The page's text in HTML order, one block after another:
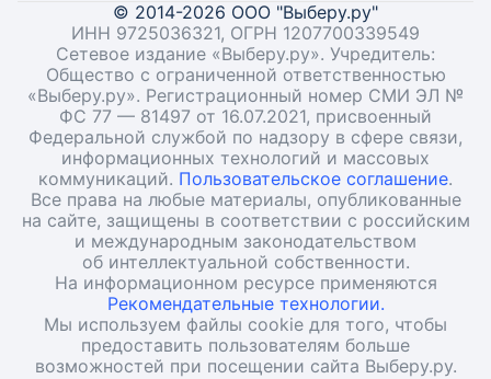
© 2014-2026 ООО "Выберу.ру"
ИНН 9725036321, ОГРН 1207700339549
Сетевое издание «Выберу.ру». Учредитель:
Общество с ограниченной ответственностью
«Выберу.ру». Регистрационный номер СМИ ЭЛ №
ФС 77 — 81497 от 16.07.2021, присвоенный
Федеральной службой по надзору в сфере связи,
информационных технологий и массовых
коммуникаций. Пользовательское соглашение.
Все права на любые материалы, опубликованные
на сайте, защищены в соответствии с российским
и международным законодательством
об интеллектуальной собственности.
На информационном ресурсе применяются
Рекомендательные технологии.
Мы используем файлы cookie для того, чтобы
предоставить пользователям больше
возможностей при посещении сайта Выберу.ру.